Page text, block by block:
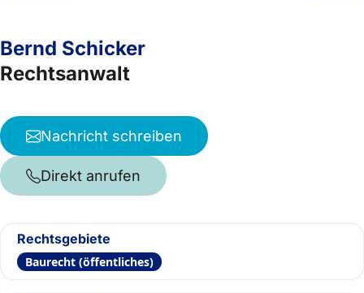
Bernd Schicker
Rechtsanwalt
Nachricht schreiben
Direkt anrufen
Rechtsgebiete
Baurecht (öffentliches)